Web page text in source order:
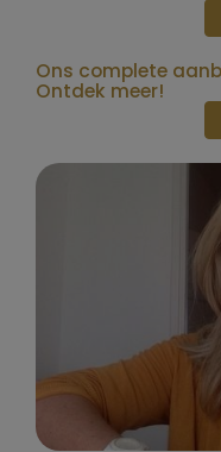
Ons complete
Ontdek meer!